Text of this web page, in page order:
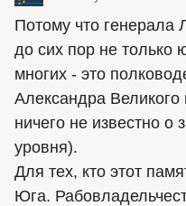
Потому что генерала
до сих пор не только
многих - это
Александра
ничего не известно о
уровня).
Для тех, кто этот
Юга.